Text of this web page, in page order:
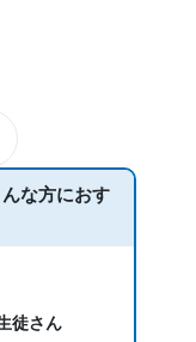
んな方におす
徒さん